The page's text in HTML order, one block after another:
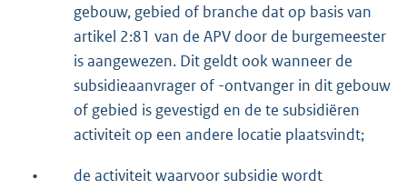
gebouw, gebied of branche dat op basis van
artikel 2:81 van de APV door de burgemeester
is aangewezen. Dit geldt ook wanneer de
subsidieaanvrager of -ontvanger in dit gebouw
of gebied is gevestigd en de te subsidiëren
activiteit op een andere locatie plaatsvindt;
•
de activiteit waarvoor subsidie wordt